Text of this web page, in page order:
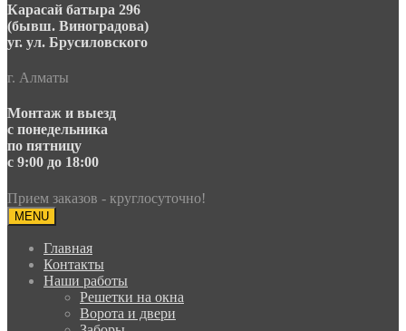
Карасай батыра 296
(бывш. Виноградова)
уг. ул. Брусиловского
г. Алматы
Монтаж и выезд
с понедельника
по пятницу
с 9:00 до 18:00
Прием заказов - круглосуточно!
MENU
Главная
Контакты
Наши работы
Решетки на окна
Ворота и двери